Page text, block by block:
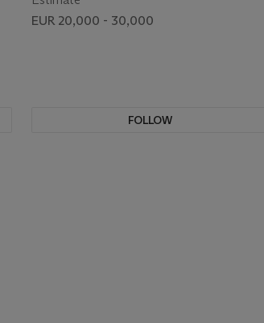
en buste
EUR 20,000 - 30,000
FOLLOW